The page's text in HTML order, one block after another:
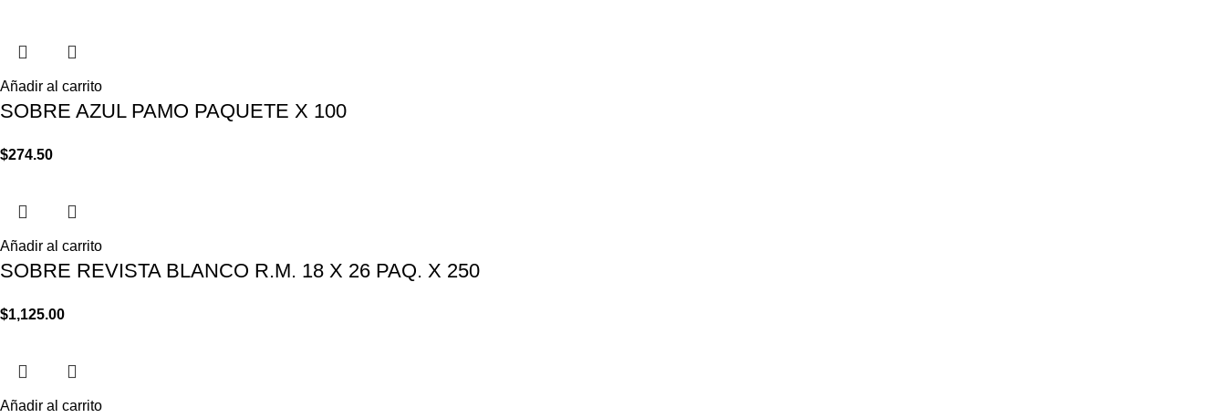
Añadir al carrito
SOBRE AZUL PAMO PAQUETE X 100
$274.50
Añadir al carrito
SOBRE REVISTA BLANCO R.M. 18 X 26 PAQ. X 250
$1,125.00
Añadir al carrito